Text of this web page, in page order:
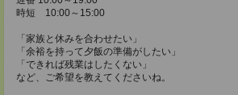
時短 10:00～15:00
「家族と休みを合わせたい」
「余裕を持って夕飯の準備がしたい」
「できれば残業はしたくない」
など、ご希望を教えてくださいね。